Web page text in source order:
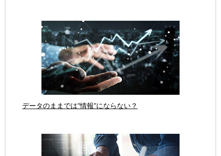
データのままでは“情報”にならない？